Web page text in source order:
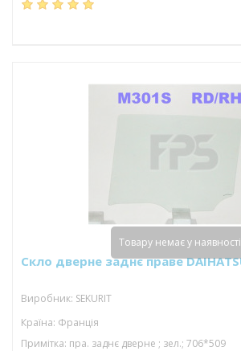
Скло дверне заднє праве
Виробник: SEKURIT
Країна: Франція
Примітка: пра. заднє дверне ; зел.; 706*509
Товару немає у наявності